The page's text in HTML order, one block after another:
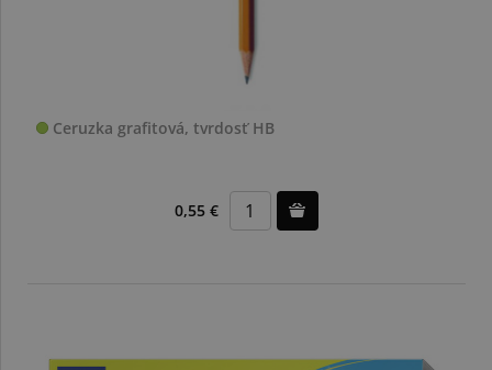
Ceruzka grafitová, tvrdosť HB
0,55 €